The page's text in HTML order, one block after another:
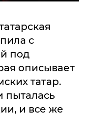
с
под
описывает
татар.
пыталась
и все же